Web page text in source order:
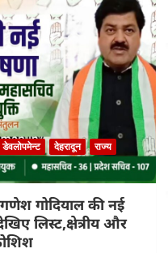
डेवलोपमेन्ट देहरादून
राज्य
गोदियाल की नई
लिस्ट,क्षेत्रीय और